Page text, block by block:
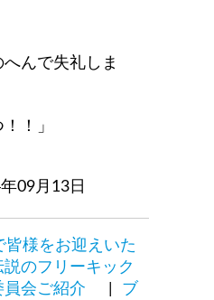
んで失礼しま
！」
09月13日
皆様をお迎えいた
のフリーキック
員会ご紹介
ブ